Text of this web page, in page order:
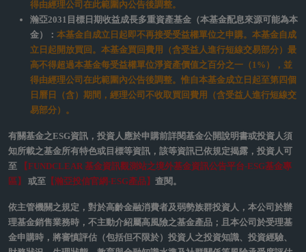
及銀行間債券市場為限，且總金額不得超過基金淨資產價值之20%，故本
基金非完全投資在大陸地區有價證券，投資人亦須留意中國市場特定政
治、經濟與市場等投資風險。基金主要投資於中國大陸地區，可能產生之
風險包括流動性不足風險、市場風險(含政治、利率、匯率等)、信用風險、
產業景氣循環變動等風險，透過滬港通/深港通機制或經理公司獲批之境外
機構投資者(QFII)額度投資於大陸地區有價證券，需遵守相關政策限制並
承擔政策變動風險，大陸地區之外匯管制及資金調度限制亦可能影響本基
金之流動性，或可能因受益人大量買回，致延遲給付買回價款，遇前述風
基金外幣計價受益權單位以美元、澳幣、紐幣、南非幣、人民幣及日幣計
價，如投資人以其他非本基金計價幣別之貨幣結匯後投資本基金，須自行
承擔匯率變動之風險。當美元、澳幣、紐幣、南非幣、人民幣及日幣相對
與買價之差異，投資人進行結匯時須承擔買賣價差，此價差依各銀行報價
而定。此外，投資人尚須承擔匯款費用，且外幣匯款費用可能高於新臺幣
匯款費用。投資人亦須留意外幣匯款到達時點可能因受款行作業時間而遞